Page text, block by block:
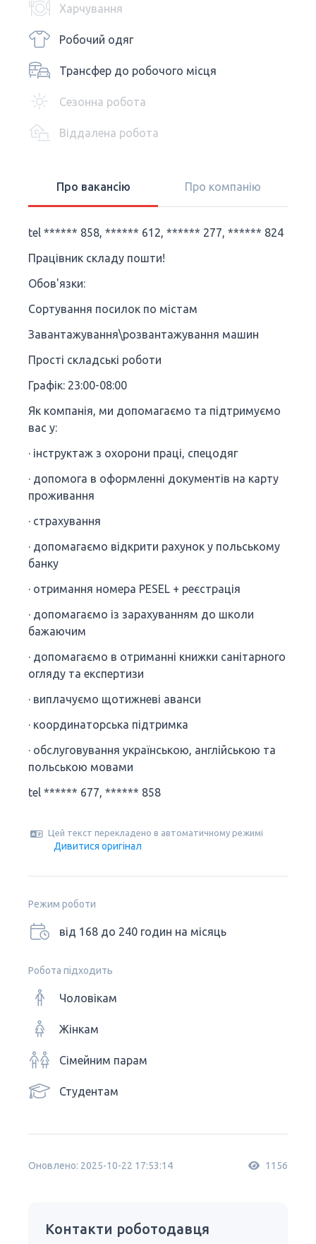
Харчування
Робочий одяг
Трансфер до робочого місця
Сезонна робота
Віддалена робота
Про вакансію Про компанію
tel ****** 858, ****** 612, ****** 277, ****** 824
Працівник складу пошти!
Обов'язки:
Сортування посилок по містам
Завантажування\розвантажування машин
Прості складські роботи
Графік: 23:00-08:00
Як компанія, ми допомагаємо та підтримуємо
вас у:
· інструктаж з охорони праці, спецодяг
· допомога в оформленні документів на карту
проживання
· страхування
· допомагаємо відкрити рахунок у польському
банку
· отримання номера PESEL + реєстрація
· допомагаємо із зарахуванням до школи
бажаючим
· допомагаємо в отриманні книжки санітарного
огляду та експертизи
· виплачуємо щотижневі аванси
· координаторська підтримка
· обслуговування українською, англійською та
польською мовами
tel ****** 677, ****** 858
Цей текст перекладено в автоматичному режимі
Дивитися оригінал
Режим роботи
від 168 до 240 годин на місяць
Робота підходить
Чоловікам
Жінкам
Сімейним парам
Студентам
Оновлено: 2025-10-22 17:53:14 1156
Контакти роботодавця